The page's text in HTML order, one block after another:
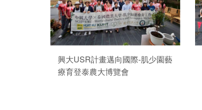
興大USR計畫邁向國際-肌少園藝
療育登泰農大博覽會